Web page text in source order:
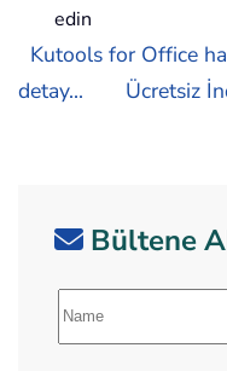
edin
Kutools for Office
detay...
Ücretsiz
Bültene